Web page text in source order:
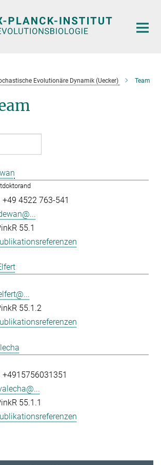
Evolutionäre Dynamik (Uecker) Team
+49 4522 763-541
55.1
55.1.2
+4915756031351
55.1.1